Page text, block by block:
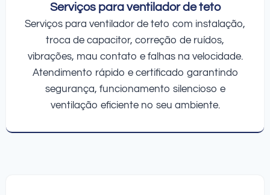
Serviços para ventilador de teto
Serviços para ventilador de teto com instalação,
troca de capacitor, correção de ruídos,
vibrações, mau contato e falhas na velocidade.
Atendimento rápido e certificado garantindo
segurança, funcionamento silencioso e
ventilação eficiente no seu ambiente.